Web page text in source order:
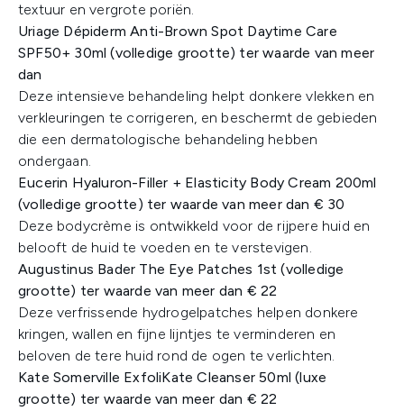
textuur en vergrote poriën.​
​Uriage Dépiderm Anti-Brown Spot Daytime Care
SPF50+ 30ml (volledige grootte) ter waarde van meer
dan
Deze intensieve behandeling helpt donkere vlekken en
verkleuringen te corrigeren, en beschermt de gebieden
die een dermatologische behandeling hebben
ondergaan.
​Eucerin Hyaluron-Filler + Elasticity Body Cream 200ml
(volledige grootte) ter waarde van meer dan € 30
Deze bodycrème is ontwikkeld voor de rijpere huid en
belooft de huid te voeden en te verstevigen.​
​Augustinus Bader The Eye Patches 1st (volledige
grootte) ter waarde van meer dan € 22
Deze verfrissende hydrogelpatches helpen donkere
kringen, wallen en fijne lijntjes te verminderen en
beloven de tere huid rond de ogen te verlichten.​
​Kate Somerville ExfoliKate Cleanser 50ml (luxe
grootte) ter waarde van meer dan € 22